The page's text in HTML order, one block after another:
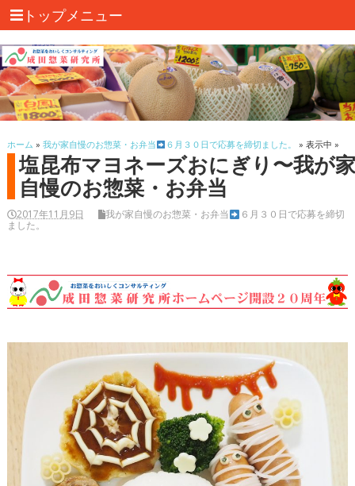
トップメニュー
ホーム » 我が家自慢のお惣菜・お弁当 ６月３０日で応募を締切ました。 » 表示中 »
塩昆布マヨネーズおにぎり〜我が
自慢のお惣菜・お弁当
2017年11月9日 我が家自慢のお惣菜・お弁当
６月３０日で応募を締切
ました。